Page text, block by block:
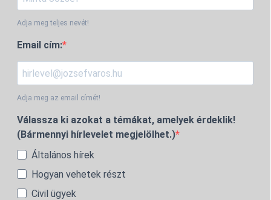
Adja meg teljes nevét!
Email cím:
Adja meg az email címét!
Válassza ki azokat a témákat, amelyek érdeklik!
(Bármennyi hírlevelet megjelölhet.)
Általános hírek
Hogyan vehetek részt
Civil ügyek